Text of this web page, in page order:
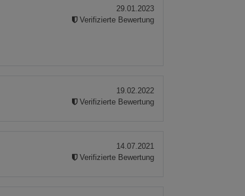
29.01.2023
Verifizierte Bewertung
19.02.2022
Verifizierte Bewertung
14.07.2021
Verifizierte Bewertung